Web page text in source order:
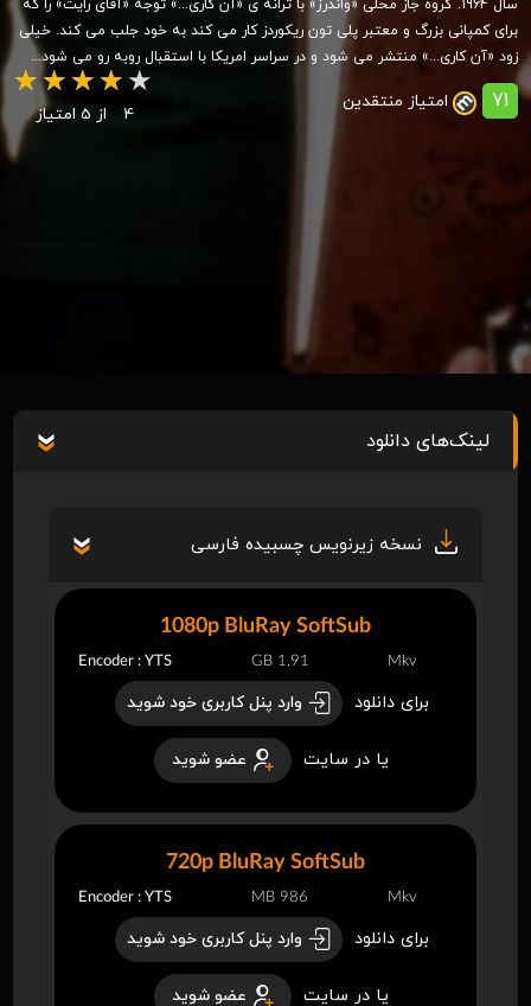
سال 1964. گروه جاز محلی «واندرز» با ترانه ی «آن کاری...» توجه «آقای رایت» را که
برای کمپانی بزرگ و معتبر پلی تون ریکوردز کار می کند به خود جلب می کند. خیلی
زود «آن کاری...» منتشر می شود و در سراسر امریکا با استقبال روبه رو می شود...
71 امتیاز منتقدین
4 از 5 امتیاز
لینک‌های دانلود
نسخه زیرنویس چسبیده فارسی
برای دانلود وارد پنل کاربری خود شوید
یا در سایت عضو شوید
1080p BluRay SoftSub
Encoder : YTS 1.91 GB Mkv
برای دانلود وارد پنل کاربری خود شوید
یا در سایت عضو شوید
720p BluRay SoftSub
Encoder : YTS 986 MB Mkv